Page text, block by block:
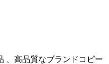
、高品質なブランドコピー